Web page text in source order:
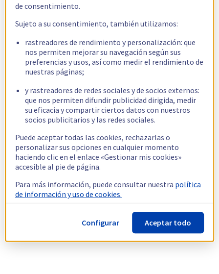
de consentimiento.
Sujeto a su consentimiento, también utilizamos:
rastreadores de rendimiento y personalización: que
nos permiten mejorar su navegación según sus
preferencias y usos, así como medir el rendimiento de
nuestras páginas;
y rastreadores de redes sociales y de socios externos:
que nos permiten difundir publicidad dirigida, medir
su eficacia y compartir ciertos datos con nuestros
socios publicitarios y las redes sociales.
Puede aceptar todas las cookies, rechazarlas o
personalizar sus opciones en cualquier momento
haciendo clic en el enlace «Gestionar mis cookies»
accesible al pie de página.
Para más información, puede consultar nuestra política
de información y uso de cookies.
Configurar Aceptar todo